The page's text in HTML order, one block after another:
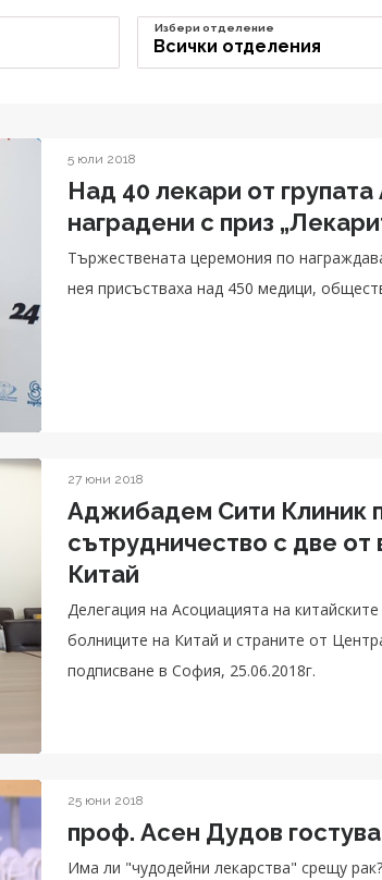
Всички отделения
Избери отделение
5 юли 2018
Над 40 лекари от
наградени с приз
Тържествената церемония по
нея присъстваха над 450 медици,
27 юни 2018
Аджибадем Сити Клиник
сътрудничество с две
Китай
Делегация на Асоциацията на
болниците на Китай и страните от
подписване в София, 25.06.2018г.
25 юни 2018
проф. Асен Дудов
Има ли "чудодейни лекарства" срещу рак?